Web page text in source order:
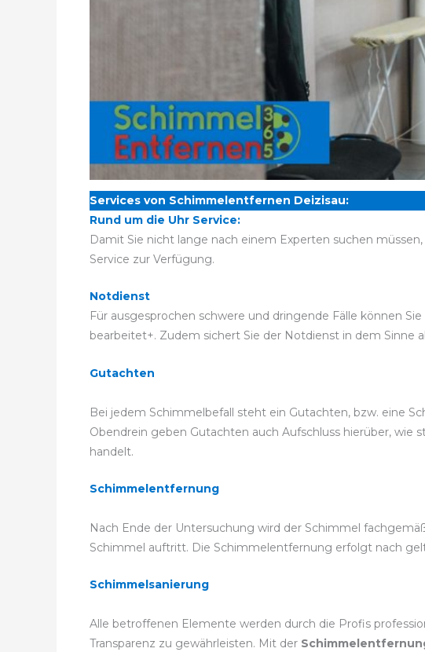
Services von Schimmelentfernen Deizisau:
Rund um die Uhr Service:
Damit Sie nicht lange nach einem Experten suchen
Service zur Verfügung.
Notdienst
Für ausgesprochen schwere und dringende Fälle können
bearbeitet+. Zudem sichert Sie der Notdienst in dem Sinne
Gutachten
Bei jedem Schimmelbefall steht ein Gutachten, bzw. eine
Obendrein geben Gutachten auch Aufschluss hierüber,
handelt.
Schimmelentfernung
Nach Ende der Untersuchung wird der Schimmel
Schimmel auftritt. Die Schimmelentfernung erfolgt nach
Schimmelsanierung
Alle betroffenen Elemente werden durch die Profis
Transparenz zu gewährleisten. Mit der